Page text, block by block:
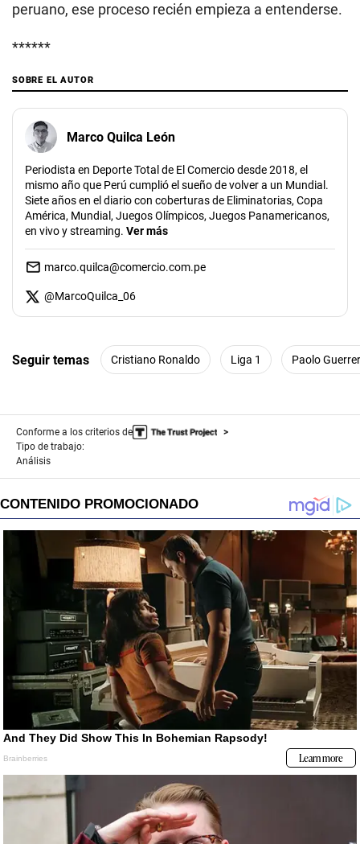
peruano, ese proceso recién empieza a entenderse.
******
SOBRE EL AUTOR
Marco Quilca León
Periodista en Deporte Total de El Comercio desde 2018, el
mismo año que Perú cumplió el sueño de volver a un Mundial.
Siete años en el diario con coberturas de Eliminatorias, Copa
América, Mundial, Juegos Olímpicos, Juegos Panamericanos,
en vivo y streaming. Ver más
marco.quilca@comercio.com.pe
@MarcoQuilca_06
Seguir temas Cristiano Ronaldo Liga 1 Paolo
Conforme a los criterios de
Tipo de trabajo:
Análisis